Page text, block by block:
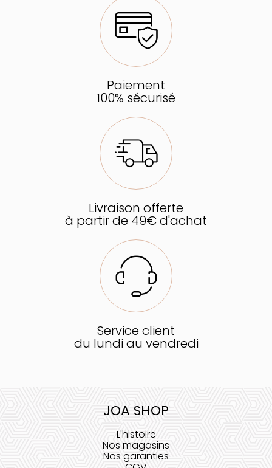
Paiement
100% sécurisé
Livraison offerte
à partir de 49€ d'achat
Service client
du lundi au vendredi
JOA SHOP
L'histoire
Nos magasins
Nos garanties